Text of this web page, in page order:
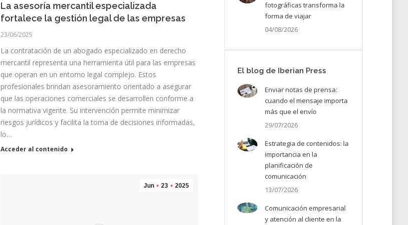
La asesoría mercantil especializada
fortalece la gestión legal de las empresas
23/06/2025
La contratación de un abogado especializado en derecho
mercantil representa una herramienta útil para las empresas
que operan en un entorno legal complejo. Estos
profesionales brindan asesoramiento orientado a asegurar
que las operaciones comerciales se desarrollen conforme a
la normativa vigente. Su intervención permite minimizar
riesgos jurídicos y facilita la toma de decisiones informadas,
lo…
Acceder al contenido
Jun 23 2025
fotográficas transforma la
forma de viajar
04/08/2026
El blog de Iberian Press
Enviar notas de prensa:
cuando el mensaje importa
más que el envío
29/07/2026
Estrategia de contenidos: la
importancia en la
planificación de
comunicación
13/07/2026
Comunicación empresarial
y atención al cliente en la